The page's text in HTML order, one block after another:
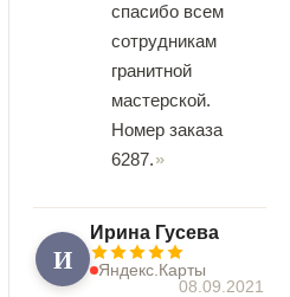
спасибо всем
сотрудникам
гранитной
мастерской.
Номер заказа
6287.
И
Ирина Гусева
Яндекс.Карты
08.09.2021